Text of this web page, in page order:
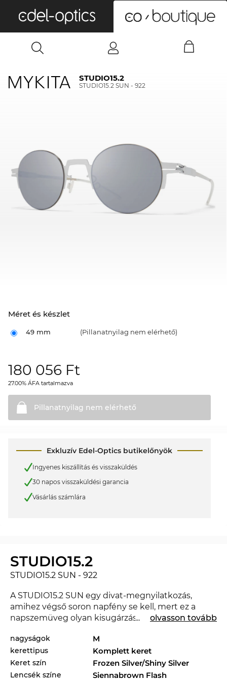
STUDIO15.2
STUDIO15.2 SUN - 922
Méret és készlet
49 mm (Pillanatnyilag nem elérhető)
180 056 Ft
27.00% ÁFA tartalmazva
Pillanatnyilag nem elérhető
Exkluzív Edel-Optics butikelőnyök
Ingyenes kiszállítás és visszaküldés
30 napos visszaküldési garancia
Vásárlás számlára
STUDIO15.2
STUDIO15.2 SUN - 922
A STUDIO15.2 SUN egy divat-megnyilatkozás,
amihez végső soron napfény se kell, mert ez a
napszemüveg olyan kisugárzást kölcsönöz neked,
segítségével megmutathatod, hogy haladsz a
divattal. Ebben az évszakban a híres márka
meghatározó a 2026. év divatjára nézve.
Tulajdonképpen jobban illene a kedvenc
... olvasson tovább
nagyságok M
kerettipus Komplett keret
Keret szín Frozen Silver/Shiny Silver
Lencsék színe Siennabrown Flash